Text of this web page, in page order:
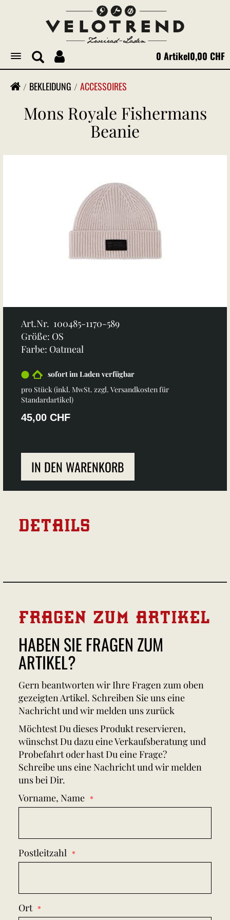
Toggle
navigation
0 Artikel0,00 CHF
BEKLEIDUNG ACCESSOIRES
Mons Royale Fishermans
Beanie
Art.Nr. 100485-1170-589
Größe: OS
Farbe: Oatmeal
sofort im Laden verfügbar
pro Stück (inkl. MwSt. zzgl. Versandkosten für
Standardartikel)
45,00 CHF
IN DEN WARENKORB
DETAILS
FRAGEN ZUM ARTIKEL
HABEN SIE FRAGEN ZUM
ARTIKEL?
Gern beantworten wir Ihre Fragen zum oben
gezeigten Artikel. Schreiben Sie uns eine
Nachricht und wir melden uns zurück
Möchtest Du dieses Produkt reservieren,
wünschst Du dazu eine Verkaufsberatung und
Probefahrt oder hast Du eine Frage?
Schreibe uns eine Nachricht und wir melden
uns bei Dir.
Vorname, Name
Postleitzahl
Ort